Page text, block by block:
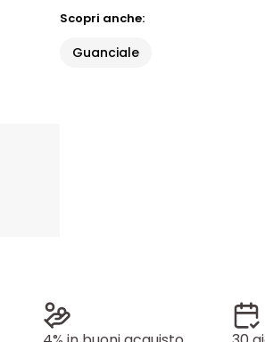
Scopri anche:
Guanciale